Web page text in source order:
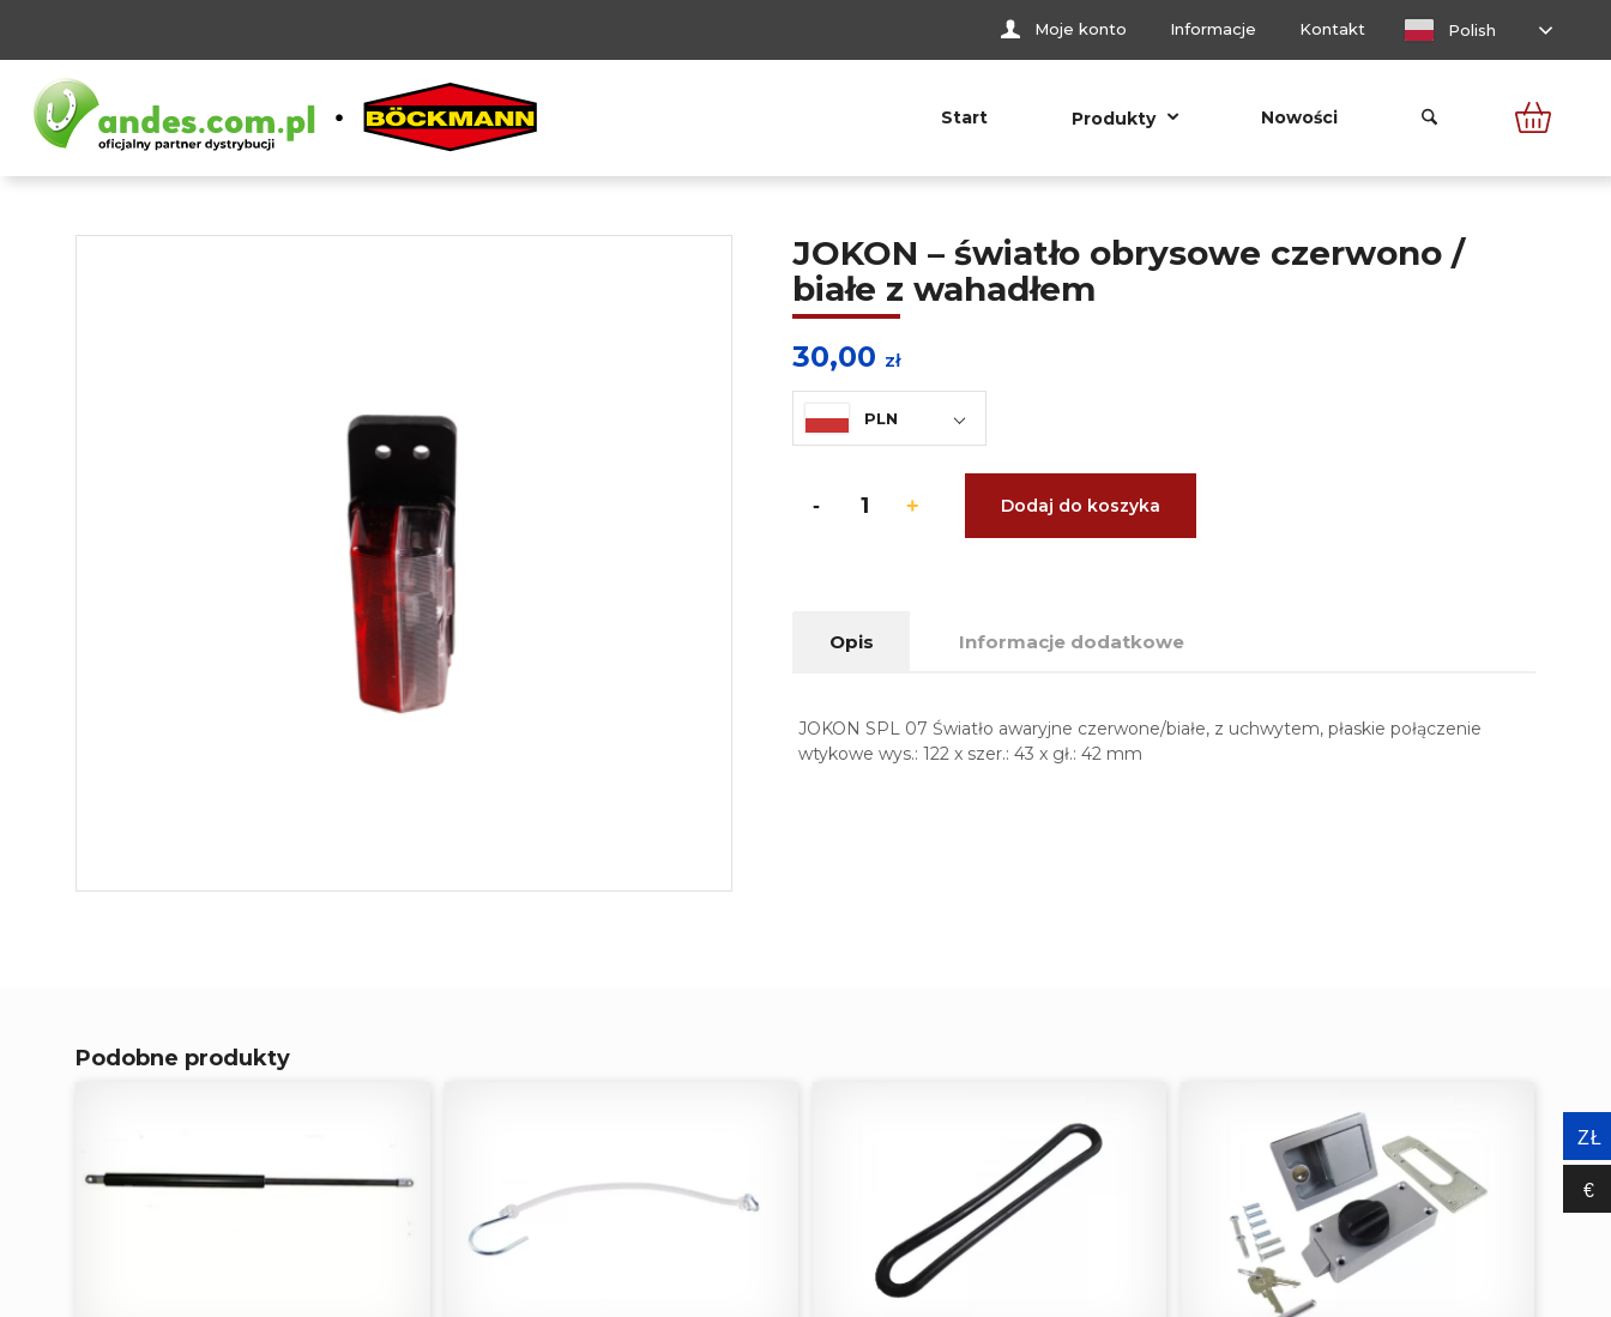
Moje konto Informacje Kontakt Polish
Start Produkty Nowości
JOKON – światło obrysowe czerwono /
białe z wahadłem
30,00 zł
PLN
Dodaj do koszyka
Opis Informacje dodatkowe
JOKON SPL 07 Światło awaryjne czerwone/białe, z uchwytem, płaskie połączenie
wtykowe wys.: 122 x szer.: 43 x gł.: 42 mm
Podobne produkty
ZŁ
€‎